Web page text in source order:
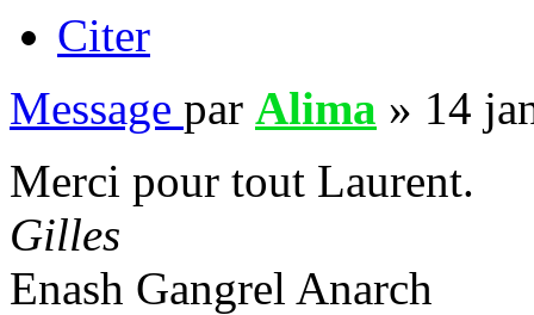
Citer
Message par Alima » 14
Merci pour tout Laurent.
Gilles
Enash Gangrel Anarch